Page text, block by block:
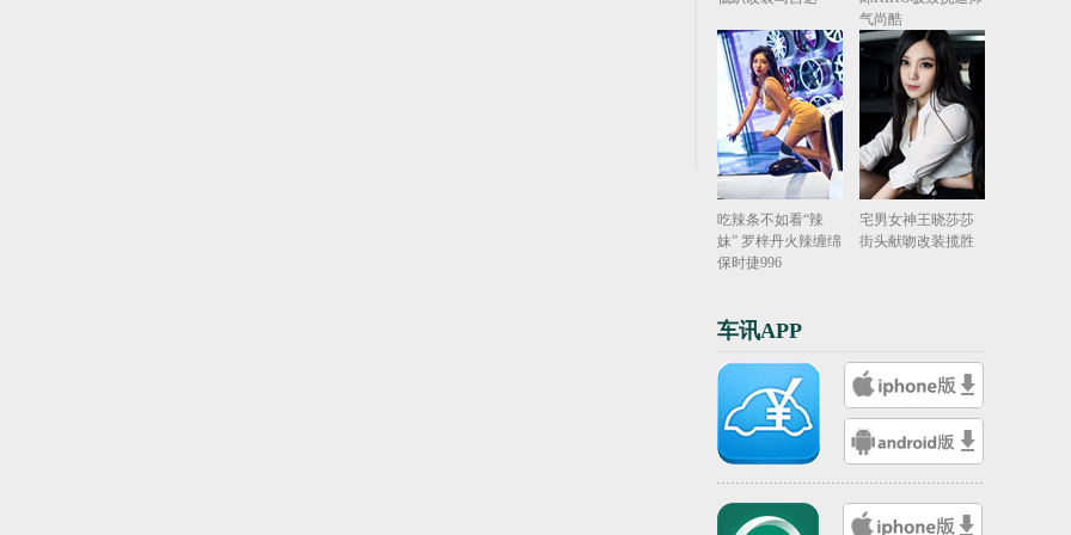
气尚酷
吃辣条不如看“辣
妹” 罗梓丹火辣缠绵
保时捷996
宅男女神王晓莎莎
街头献吻改装揽胜
车讯APP